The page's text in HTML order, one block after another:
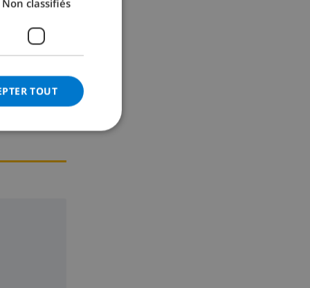
CATALAN
DANISH
Non classifiés
TOUT